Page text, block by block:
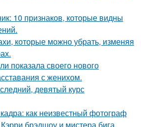
10 признаков, которые видны
которые можно убрать, изменяя
показала своего нового
с женихом.
девятый курс
как неизвестный фотограф